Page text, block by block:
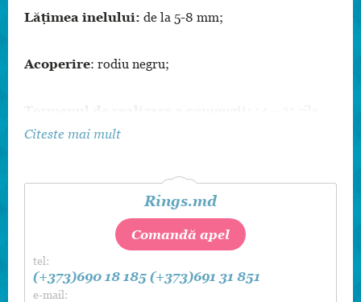
Lățimea inelului: de la 5-8 mm;
Acoperire: rodiu negru;
calendaristice.
mărime, culoarea metalului și inserții.
Citeste mai mult
Rings.md
Comandă apel
tel:
(+373)690 18 185 (+373)691 31 851
e-mail: